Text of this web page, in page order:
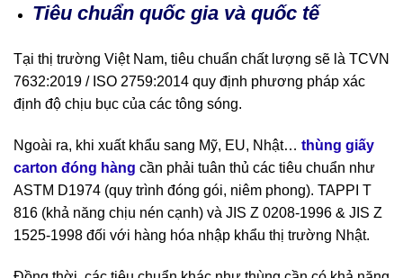
Tiêu chuẩn quốc gia và quốc tế
Tại thị trường Việt Nam, tiêu chuẩn chất lượng sẽ là TCVN
7632:2019 / ISO 2759:2014 quy định phương pháp xác
định độ chịu bục của các tông sóng.
Ngoài ra, khi xuất khẩu sang Mỹ, EU, Nhật… thùng giấy
carton đóng hàng cần phải tuân thủ các tiêu chuẩn như
ASTM D1974 (quy trình đóng gói, niêm phong). TAPPI T
816 (khả năng chịu nén cạnh) và JIS Z 0208‐1996 & JIS Z
1525‐1998 đối với hàng hóa nhập khẩu thị trường Nhật.